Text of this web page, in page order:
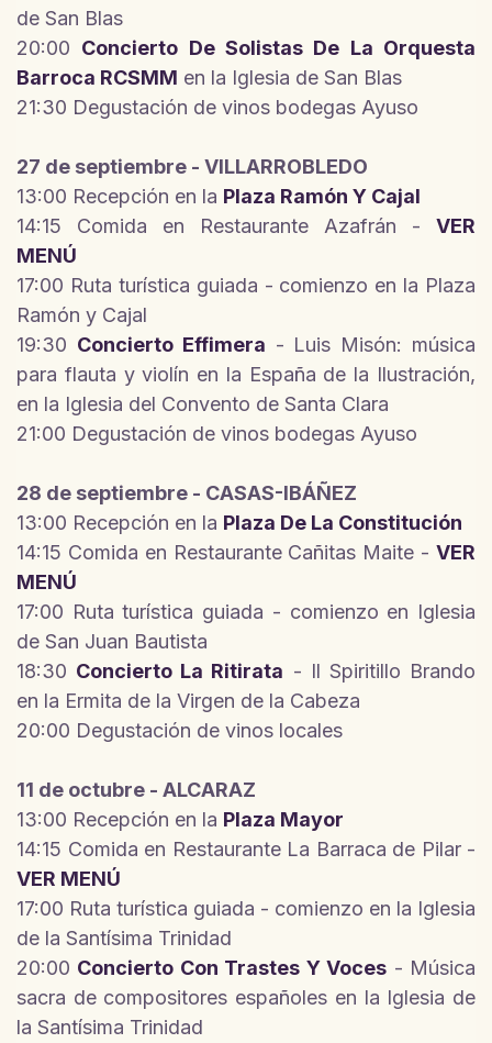
de San Blas
20:00 Concierto De Solistas De La Orquesta
Barroca RCSMM en la Iglesia de San Blas
21:30 Degustación de vinos bodegas Ayuso
27 de septiembre - VILLARROBLEDO
13:00 Recepción en la Plaza Ramón Y Cajal
14:15 Comida en Restaurante Azafrán - VER
MENÚ
17:00 Ruta turística guiada - comienzo en la Plaza
Ramón y Cajal
19:30 Concierto Effimera - Luis Misón: música
para flauta y violín en la España de la Ilustración,
en la Iglesia del Convento de Santa Clara
21:00 Degustación de vinos bodegas Ayuso
28 de septiembre - CASAS-IBÁÑEZ
13:00 Recepción en la Plaza De La Constitución
14:15 Comida en Restaurante Cañitas Maite - VER
MENÚ
17:00 Ruta turística guiada - comienzo en Iglesia
de San Juan Bautista
18:30 Concierto La Ritirata - Il Spiritillo Brando
en la Ermita de la Virgen de la Cabeza
20:00 Degustación de vinos locales
11 de octubre - ALCARAZ
13:00 Recepción en la Plaza Mayor
14:15 Comida en Restaurante La Barraca de Pilar -
VER MENÚ
17:00 Ruta turística guiada - comienzo en la Iglesia
de la Santísima Trinidad
20:00 Concierto Con Trastes Y Voces - Música
sacra de compositores españoles en la Iglesia de
la Santísima Trinidad